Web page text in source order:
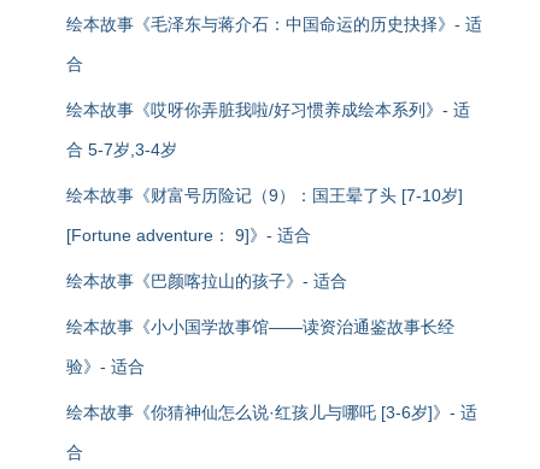
绘本故事《毛泽东与蒋介石：中国命运的历史抉择》- 适
合
绘本故事《哎呀你弄脏我啦/好习惯养成绘本系列》- 适
合 5-7岁,3-4岁
绘本故事《财富号历险记（9）：国王晕了头 [7-10岁]
[Fortune adventure： 9]》- 适合
绘本故事《巴颜喀拉山的孩子》- 适合
绘本故事《小小国学故事馆——读资治通鉴故事长经
验》- 适合
绘本故事《你猜神仙怎么说·红孩儿与哪吒 [3-6岁]》- 适
合